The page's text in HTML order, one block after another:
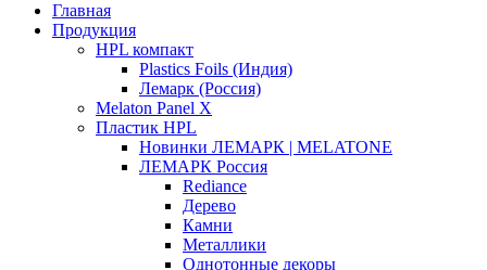
Главная
Продукция
HPL компакт
Plastics Foils (Индия)
Лемарк (Россия)
Melaton Panel X
Пластик HPL
Новинки ЛЕМАРК | MELATONE
ЛЕМАРК Россия
Rediance
Дерево
Камни
Металлики
Однотонные декоры